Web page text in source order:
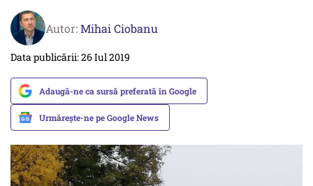
Autor:Mihai Ciobanu
Data publicării: 26 Iul 2019
Adaugă-ne ca sursă preferată în Google
Urmărește-ne pe Google News